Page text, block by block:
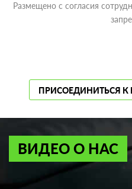
Размещено с согласия
ПРИСОЕДИНИТЬСЯ
ВИДЕО О НАС